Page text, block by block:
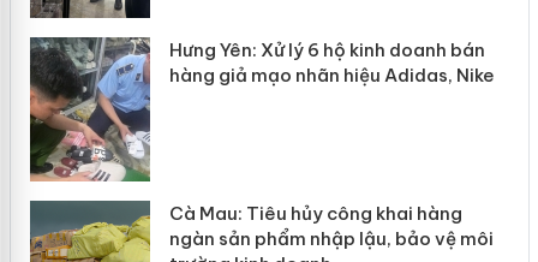
Hưng Yên: Xử lý 6 hộ kinh doanh bán
hàng giả mạo nhãn hiệu Adidas, Nike
Cà Mau: Tiêu hủy công khai hàng
ngàn sản phẩm nhập lậu, bảo vệ môi